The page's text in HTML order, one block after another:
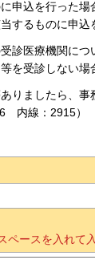
申込を行った
するものに申込
診医療機関に
を受診しない場
りましたら、
内線：2915）
ペースを入れて